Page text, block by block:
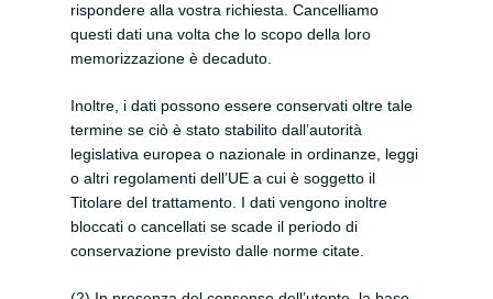
rispondere alla vostra richiesta. Cancelliamo
questi dati una volta che lo scopo della loro
memorizzazione è decaduto.
Inoltre, i dati possono essere conservati oltre tale
termine se ciò è stato stabilito dall’autorità
legislativa europea o nazionale in ordinanze, leggi
o altri regolamenti dell’UE a cui è soggetto il
Titolare del trattamento. I dati vengono inoltre
bloccati o cancellati se scade il periodo di
conservazione previsto dalle norme citate.